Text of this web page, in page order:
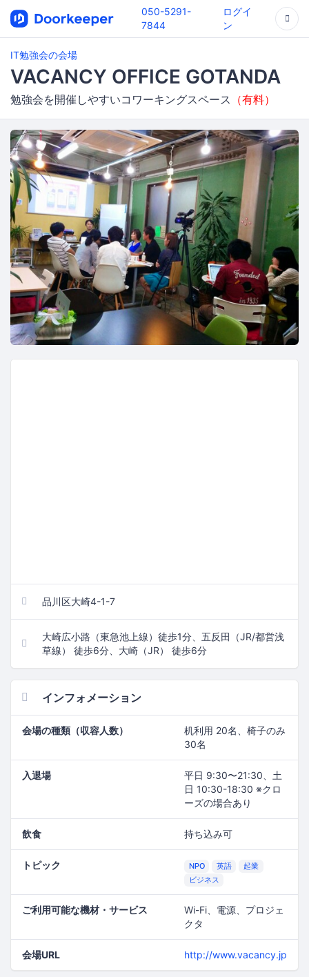
050-5291-
7844
ログイ
ン
IT勉強会の会場
VACANCY OFFICE GOTANDA
勉強会を開催しやすいコワーキングスペース （有料）
品川区大崎4-1-7
大崎広小路（東急池上線）徒歩1分、五反田（JR/都営浅
草線） 徒歩6分、大崎（JR） 徒歩6分
インフォメーション
会場の種類（収容人数）
机利用 20名、椅子のみ
30名
入退場
平日 9:30〜21:30、土
日 10:30-18:30 ※クロ
ーズの場合あり
飲食 持ち込み可
トピック NPO 英語
起業
ビジネス
ご利用可能な機材・サービス
Wi-Fi、電源、プロジェ
クタ
会場URL http://www.vacancy.jp